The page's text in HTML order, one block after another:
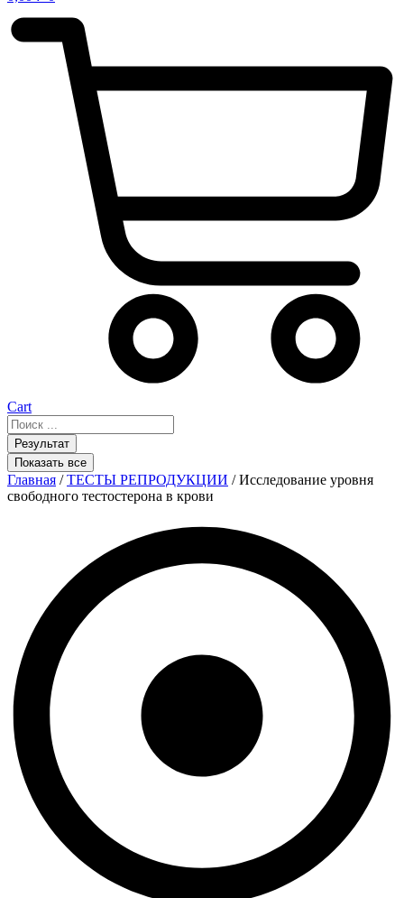
Cart
Search
...Результат
Показать все
Главная /ТЕСТЫ РЕПРОДУКЦИИ / Исследование уровня
свободного тестостерона в крови